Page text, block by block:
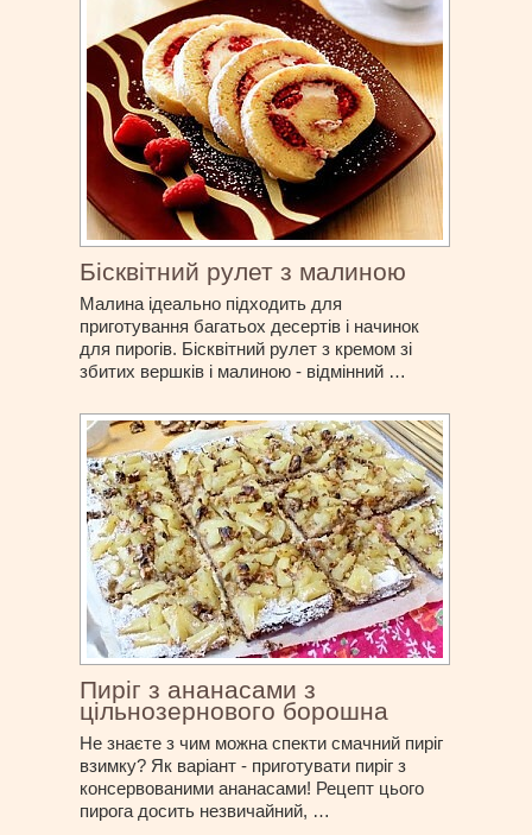
Бісквітний рулет з малиною
Малина ідеально підходить для
приготування багатьох десертів і начинок
для пирогів. Бісквітний рулет з кремом зі
збитих вершків і малиною - відмінний …
Пиріг з ананасами з
цільнозернового борошна
Не знаєте з чим можна спекти смачний пиріг
взимку? Як варіант - приготувати пиріг з
консервованими ананасами! Рецепт цього
пирога досить незвичайний, …